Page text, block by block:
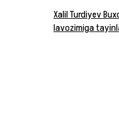
Xalil Turdiyev
lavozimiga